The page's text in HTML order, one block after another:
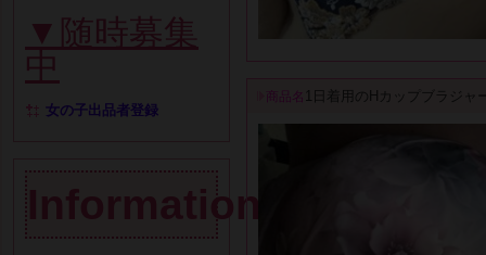
▼随時募集
中
女の子出品者登録
Information
商品名 1日着用のHカップブラジャ